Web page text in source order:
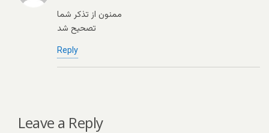
ممنون از تذکر شما
تصحیح شد
Reply
Leave a Reply